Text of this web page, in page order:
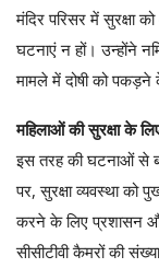
मंदिर परिसर में सुरक्षा
घटनाएं न हों। उन्होंने
मामले में दोषी को
महिलाओं की सुरक्षा के
इस तरह की घटनाओं से
पर, सुरक्षा व्यवस्था को
करने के लिए प्रशासन
सीसीटीवी कैमरों की